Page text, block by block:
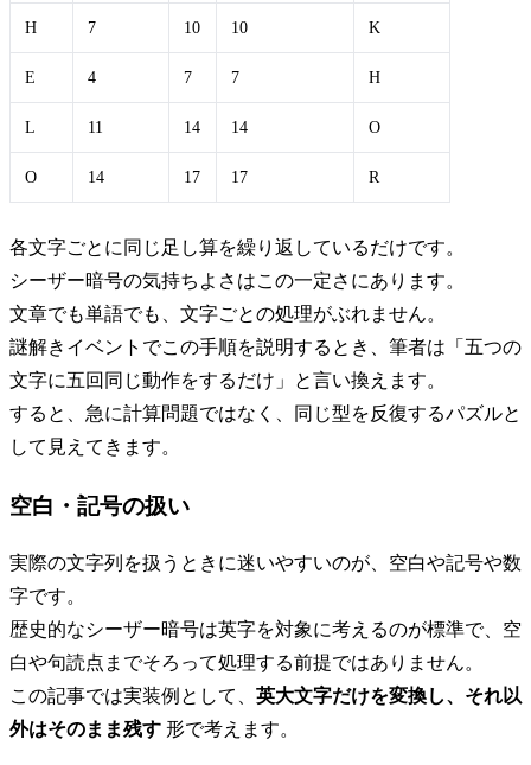
H 7 10 10 K
E 4 7 7 H
L 11 14 14 O
O 14 17 17 R
各文字ごとに同じ足し算を繰り返しているだけです。
シーザー暗号の気持ちよさはこの一定さにあります。
文章でも単語でも、文字ごとの処理がぶれません。
謎解きイベントでこの手順を説明するとき、筆者は「五つの
文字に五回同じ動作をするだけ」と言い換えます。
すると、急に計算問題ではなく、同じ型を反復するパズルと
して見えてきます。
空白・記号の扱い
実際の文字列を扱うときに迷いやすいのが、空白や記号や数
字です。
歴史的なシーザー暗号は英字を対象に考えるのが標準で、空
白や句読点までそろって処理する前提ではありません。
この記事では実装例として、 英大文字だけを変換し、それ以
外はそのまま残す 形で考えます。